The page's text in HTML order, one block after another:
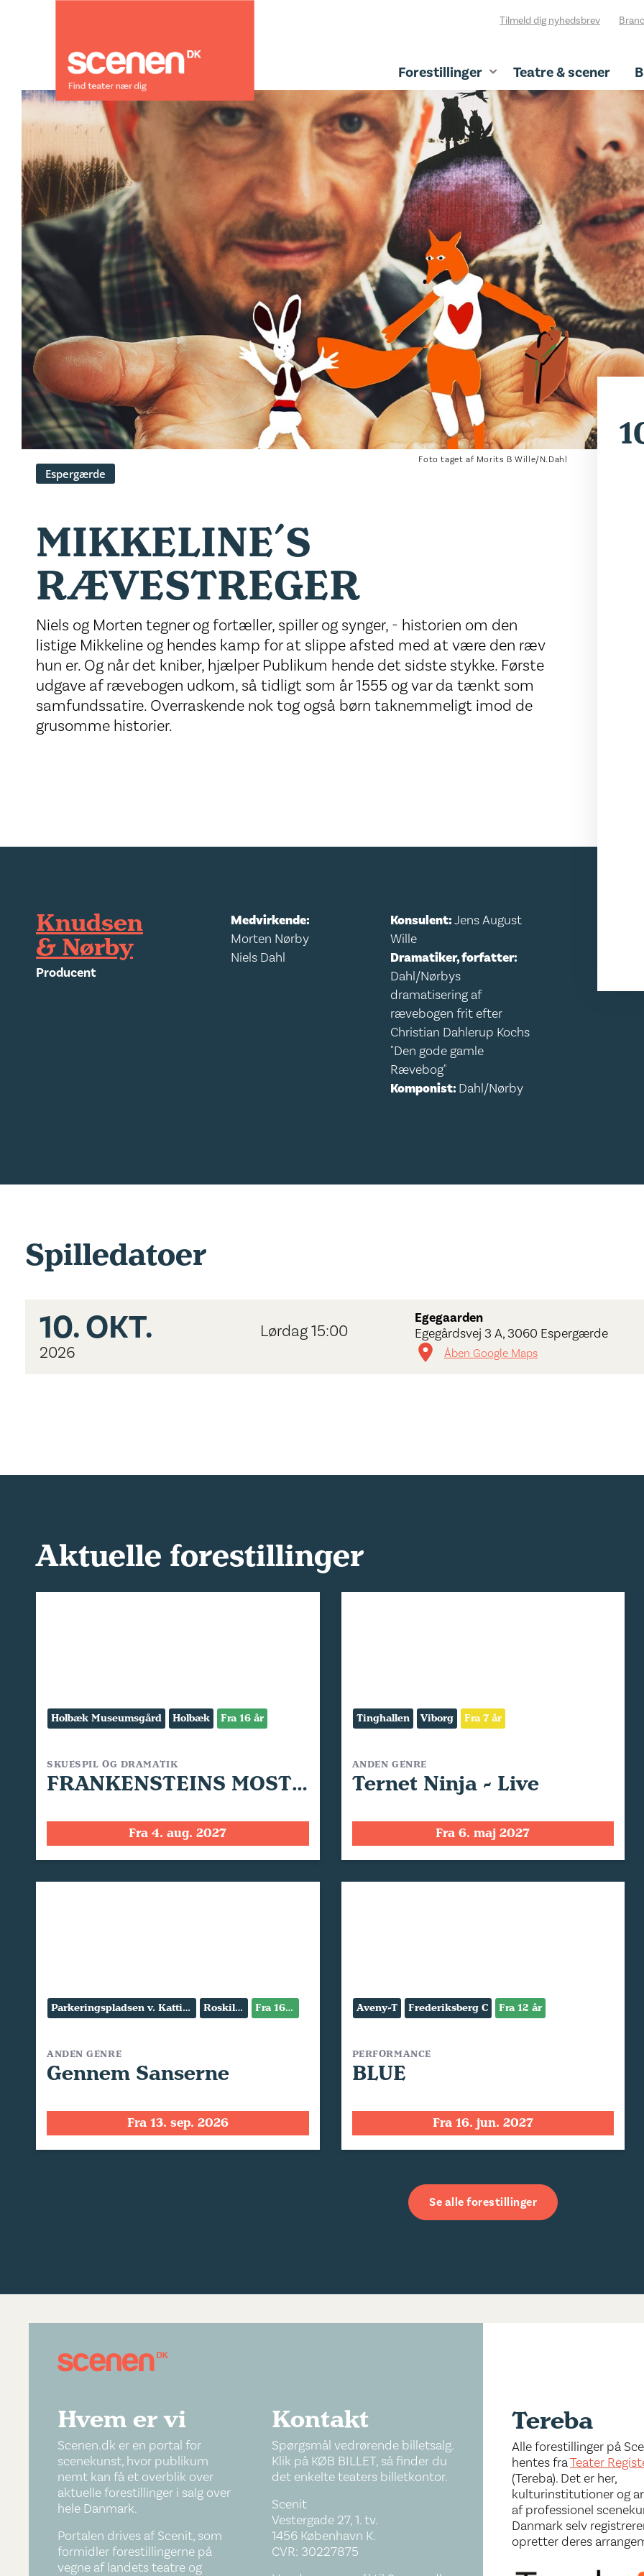
Tilmeld dig nyhedsbrev
Forestillinger Teatre & scener
Espergærde
Foto taget af Morits B Wille/N.Dahl
MIKKELINE´S
RÆVESTREGER
Niels og Morten tegner og fortæller, spiller og synger, - historien om den
listige Mikkeline og hendes kamp for at slippe afsted med at være den ræv
hun er. Og når det kniber, hjælper Publikum hende det sidste stykke. Første
udgave af rævebogen udkom, så tidligt som år 1555 og var da tænkt som
samfundssatire. Overraskende nok tog også børn taknemmeligt imod de
grusomme historier.
Knudsen
& Nørby
Producent
Medvirkende:
Morten Nørby
Niels Dahl
Konsulent:Jens August
Wille
Dramatiker, forfatter:
Dahl/Nørbys
dramatisering af
rævebogen frit efter
Christian Dahlerup Kochs
"Den gode gamle
Rævebog"
Komponist: Dahl/Nørby
Spilledatoer
10.OKT.
2026
Lørdag 15:00
Egegaarden
Egegårdsvej 3 A, 3060 Espergærde
Åben Google Maps
Aktuelle forestillinger
Holbæk Museumsgård Holbæk Fra 16 år
SKUESPIL OG DRAMATIK
FRANKENSTEINS MOSTER
Fra 4. aug. 2027
Tinghallen Viborg Fra 7 år
ANDEN GENRE
Ternet Ninja - Live
Fra 6. maj 2027
Parkeringspladsen v. Kattinge Værk Roskilde Fra 16 år
ANDEN GENRE
Gennem Sanserne
Fra 13. sep. 2026
Aveny-T Frederiksberg C Fra 12 år
PERFORMANCE
BLUE
Fra 16. jun. 2027
Se alle forestillinger
Hvem er vi
Scenen.dk er en portal for
scenekunst, hvor publikum
nemt kan få et overblik over
aktuelle forestillinger i salg over
hele Danmark.
Portalen drives af Scenit, som
formidler forestillingerne på
vegne af landets teatre og
Kontakt
Spørgsmål vedrørende billetsalg.
Klik på KØB BILLET, så finder du
det enkelte teaters billetkontor.
Scenit
Vestergade 27, 1. tv.
1456 København K.
CVR: 30227875
Tereba
Alle forestillinger på
hentes fraTeater
(Tereba). Det er her,
kulturinstitutioner og
af professionel
Danmark selv
opretter deres